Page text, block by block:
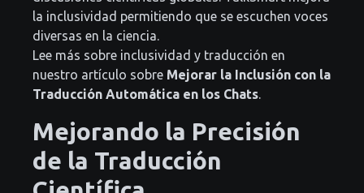
la inclusividad permitiendo que se escuchen voces
diversas en la ciencia.
Lee más sobre inclusividad y traducción en
nuestro artículo sobre Mejorar la Inclusión con la
Traducción Automática en los Chats
Mejorando la Precisión
de la Traducción